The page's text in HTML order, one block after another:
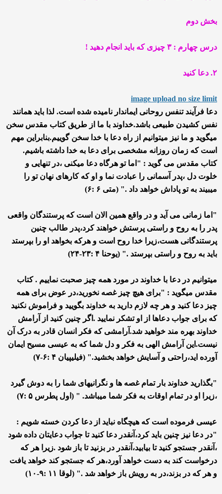
بخش دوم
درس چهارم : ۳ چیزی که باید انجام دهید !
۲. دعا کنید
image upload no size limit
دعا فرآیند تنفس روحانی ایماندار نامیده شده است. لذا باید همانند
نفس کشیدن طبیعی باشد.خداوند با ما از طریق کتاب مقدس سخن
میگوید و ما نیز میتوانیم از راه دعا با خدا سخن گوییم.بنابراین مهم
است که زمان روزانه مشخصی برای دعا به خدا داشته باشیم.
کتاب مقدس می گوید : "اما تو هرگاه دعا میکنی ،در تنهایی و
خلوت دل ،پدر آسمانی را عبادت نما و او که کارهای نهان تو را
میبیند به تو پاداش خواهد داد ." (متی ۶ :۶)
"اما زمانی می آید و در واقع همین الان است که پرستندگان واقعی
پدر را به روح و راستی پرستش خواهند کرد،پدر طالب چنین
پرستندگانی هست،زیرا خدا روح است و هرکه بخواهد او را بپرستد
باید به روح و راستی بپرستد ." (یوحنا ۴ :۲۳-۲۴)
میتوانیم در دعا با خداوند در مورد همه چیز صحبت نماییم . کتاب
مقدس میگوید : "برای هیچ چیز غصه نخورید،در عوض برای همه
چیز دعا کنید و هر چه لازم دارید به خداوند بگویید و فراموش نکنید
که برای جواب دعاها از او تشکر نمایید .اگر چنین کنید از آرامش
خداوند بهره مند خواهید شد.آرامشی که فکر انسان قادر به درک آن
نیست.این آرامش الهی به فکر و دل شما که به عیسی مسیح ایمان
آورده اید،راحتی و آسایش خواهد بخشید." (فیلیپیان ۴ :۶-۷)
"بگذارید خداوند بار تمام غصه ها و نگرانیهای شما را به دوش گیرد
،زیرا او در تمام اوقات به فکر شما میباشد. " (اول پطرس ۵ :۷)
عیسی فرموده است که هیچگاه نباید از دعا کردن خسته شویم :
"در دعا نیز چنین باید کرد،آنقدر دعا کنید تا جواب دعایتان داده شود
،آنقدر جستجو کنید تا بیابید،آنقدر در بزنید تا باز شود .زیرا هر که
درخواست کند به دست خواهد آورد،هر که جستجو کند خواهد یافت
و هر که در بزند،در به رویش باز خواهد شد ." (لوقا ۱۱ :۹-۱۰)